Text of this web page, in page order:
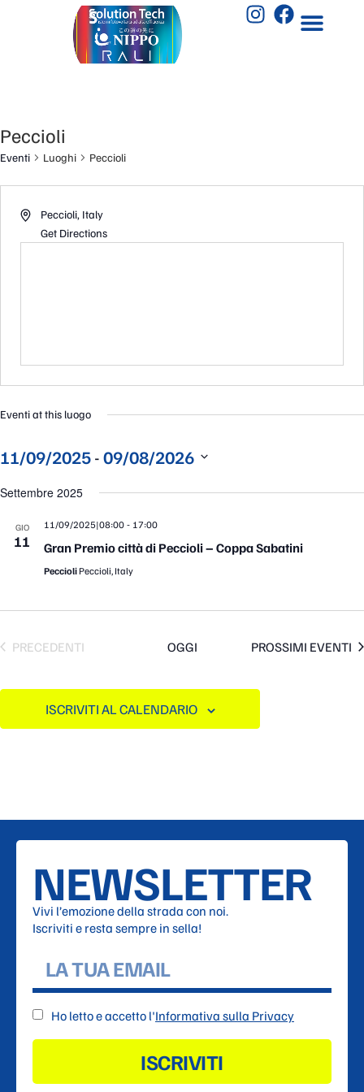
Peccioli
Eventi Luoghi Peccioli
Peccioli, Italy
Get Directions
Eventi at this luogo
11/09/2025 - 09/08/2026
la
data.
Settembre 2025
GIO
11
11/09/2025|08:00 - 17:00
Gran Premio città di Peccioli – Coppa Sabatini
Peccioli Peccioli, Italy
EVENTI
PRECEDENTI OGGI PROSSIMI EVENTI
ISCRIVITI AL CALENDARIO
NEWSLETTER
Vivi l’emozione della strada con noi.
Iscriviti e resta sempre in sella!
Ho letto e accetto l'Informativa sulla Privacy
ISCRIVITI